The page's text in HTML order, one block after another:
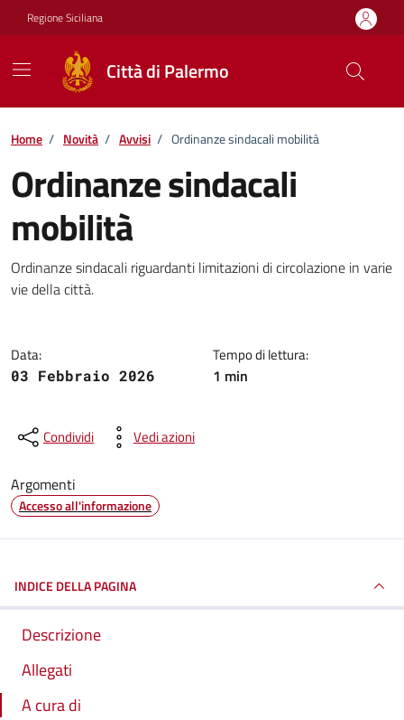
Vai ai contenuti
Vai al footer
Regione Siciliana
Città di Palermo
Home / Novità / Avvisi / Ordinanze sindacali mobilità
Ordinanze sindacali
mobilità
Dettagli della notizia
Ordinanze sindacali riguardanti limitazioni di circolazione in varie
vie della città.
Data:
03 Febbraio 2026
Tempo di lettura:
1 min
Condividi Vedi azioni
Argomenti
Accesso all'informazione
INDICE DELLA PAGINA
Descrizione
Allegati
A cura di